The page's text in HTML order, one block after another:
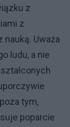
z
z
nauką. Uważa
ludu, a nie
tym,
poparcie